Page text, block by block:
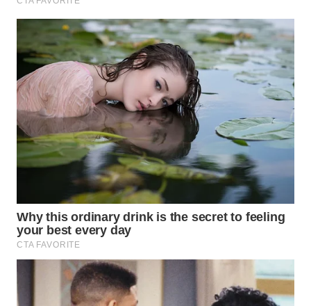
TANJUNG
LESUNG
WN
KARO
WN
SIMALUNGUN
WN
LABUHANBATU
WN
TAPANULI
TENGAH
WN DELI